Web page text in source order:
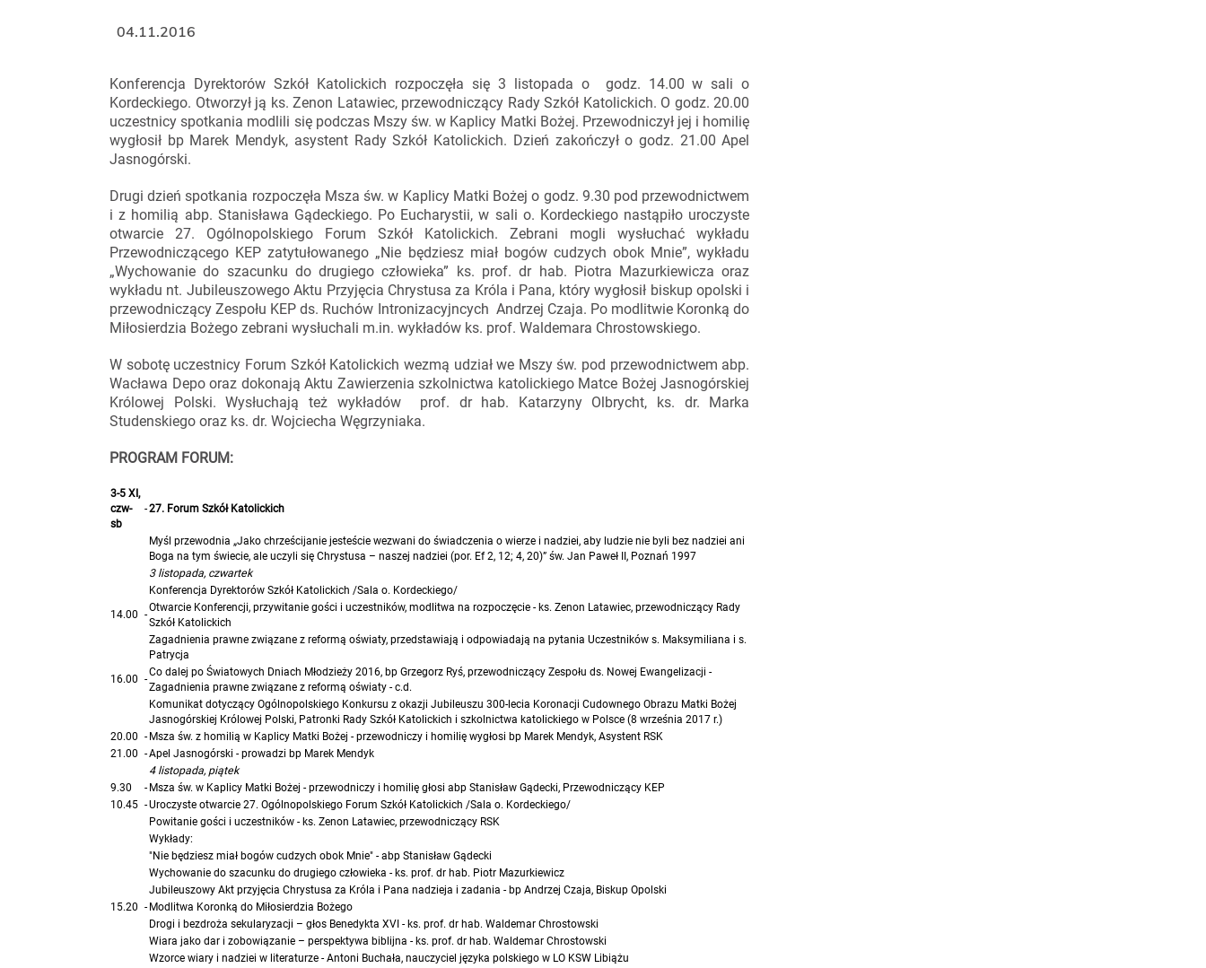
Konferencja Dyrektorów Szkół Katolickich rozpoczęła się 3 listopada o godz. 14.00 w sali o
Kordeckiego. Otworzył ją ks. Zenon Latawiec, przewodniczący Rady Szkół Katolickich. O godz. 20.00
uczestnicy spotkania modlili się podczas Mszy św. w Kaplicy Matki Bożej. Przewodniczył jej i homilię
wygłosił bp Marek Mendyk, asystent Rady Szkół Katolickich. Dzień zakończył o godz. 21.00 Apel
Jasnogórski.
Drugi dzień spotkania rozpoczęła Msza św. w Kaplicy Matki Bożej o godz. 9.30 pod przewodnictwem
i z homilią abp. Stanisława Gądeckiego. Po Eucharystii, w sali o. Kordeckiego nastąpiło uroczyste
otwarcie 27. Ogólnopolskiego Forum Szkół Katolickich. Zebrani mogli wysłuchać wykładu
Przewodniczącego KEP zatytułowanego „Nie będziesz miał bogów cudzych obok Mnie”, wykładu
„Wychowanie do szacunku do drugiego człowieka” ks. prof. dr hab. Piotra Mazurkiewicza oraz
wykładu nt. Jubileuszowego Aktu Przyjęcia Chrystusa za Króla i Pana, który wygłosił biskup opolski i
przewodniczący Zespołu KEP ds. Ruchów Intronizacyjncych Andrzej Czaja. Po modlitwie Koronką do
Miłosierdzia Bożego zebrani wysłuchali m.in. wykładów ks. prof. Waldemara Chrostowskiego.
W sobotę uczestnicy Forum Szkół Katolickich wezmą udział we Mszy św. pod przewodnictwem abp.
Wacława Depo oraz dokonają Aktu Zawierzenia szkolnictwa katolickiego Matce Bożej Jasnogórskiej
Królowej Polski. Wysłuchają też wykładów prof. dr hab. Katarzyny Olbrycht, ks. dr. Marka
Studenskiego oraz ks. dr. Wojciecha Węgrzyniaka.
PROGRAM FORUM:
3-5 XI,
czw-
sb
-27. Forum Szkół Katolickich
Myśl przewodnia „Jako chrześcijanie jesteście wezwani do świadczenia o wierze i nadziei, aby ludzie nie byli bez nadziei ani
Boga na tym świecie, ale uczyli się Chrystusa – naszej nadziei (por. Ef 2, 12; 4, 20)” św. Jan Paweł II, Poznań 1997
3 listopada, czwartek
Konferencja Dyrektorów Szkół Katolickich /Sala o. Kordeckiego/
14.00 -
Otwarcie Konferencji, przywitanie gości i uczestników, modlitwa na rozpoczęcie - ks. Zenon Latawiec, przewodniczący Rady
Szkół Katolickich
Zagadnienia prawne związane z reformą oświaty, przedstawiają i odpowiadają na pytania Uczestników s. Maksymiliana i s.
Patrycja
16.00 -
Co dalej po Światowych Dniach Młodzieży 2016, bp Grzegorz Ryś, przewodniczący Zespołu ds. Nowej Ewangelizacji -
Zagadnienia prawne związane z reformą oświaty - c.d.
Komunikat dotyczący Ogólnopolskiego Konkursu z okazji Jubileuszu 300-lecia Koronacji Cudownego Obrazu Matki Bożej
Jasnogórskiej Królowej Polski, Patronki Rady Szkół Katolickich i szkolnictwa katolickiego w Polsce (8 września 2017 r.)
20.00 - Msza św. z homilią w Kaplicy Matki Bożej - przewodniczy i homilię wygłosi bp Marek Mendyk, Asystent RSK
21.00 -Apel Jasnogórski - prowadzi bp Marek Mendyk
4 listopada, piątek
9.30
- Msza św. w Kaplicy Matki Bożej - przewodniczy i homilię głosi abp Stanisław Gądecki, Przewodniczący KEP
10.45 -Uroczyste otwarcie 27. Ogólnopolskiego Forum Szkół Katolickich /Sala o. Kordeckiego/
Powitanie gości i uczestników - ks. Zenon Latawiec, przewodniczący RSK
Wykłady:
"Nie będziesz miał bogów cudzych obok Mnie" - abp Stanisław Gądecki
Wychowanie do szacunku do drugiego człowieka - ks. prof. dr hab. Piotr Mazurkiewicz
Jubileuszowy Akt przyjęcia Chrystusa za Króla i Pana nadzieja i zadania - bp Andrzej Czaja, Biskup Opolski
15.20 - Modlitwa Koronką do Miłosierdzia Bożego
Drogi i bezdroża sekularyzacji – głos Benedykta XVI - ks. prof. dr hab. Waldemar Chrostowski
Wiara jako dar i zobowiązanie – perspektywa biblijna - ks. prof. dr hab. Waldemar Chrostowski
Wzorce wiary i nadziei w literaturze - Antoni Buchała, nauczyciel języka polskiego w LO KSW Libiążu
04.11.2016